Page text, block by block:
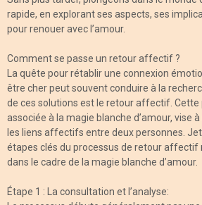
rapide, en explorant ses aspects, ses
pour renouer avec l’amour.
Comment se passe un retour affectif ?
La quête pour rétablir une connexion
être cher peut souvent conduire à la
de ces solutions est le retour affectif. Cette
associée à la magie blanche d’amour, vise
les liens affectifs entre deux personnes.
étapes clés du processus de retour affectif
dans le cadre de la magie blanche d’amour.
Étape 1 : La consultation et l’analyse: